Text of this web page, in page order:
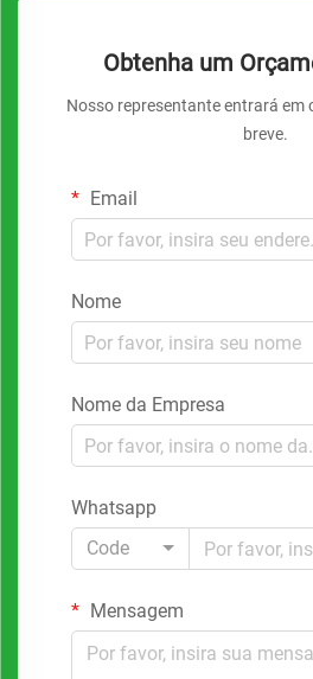
Obtenha um
Nosso representante entrará em
breve.
Email
Nome
Nome da Empresa
Whatsapp
Code
Mensagem